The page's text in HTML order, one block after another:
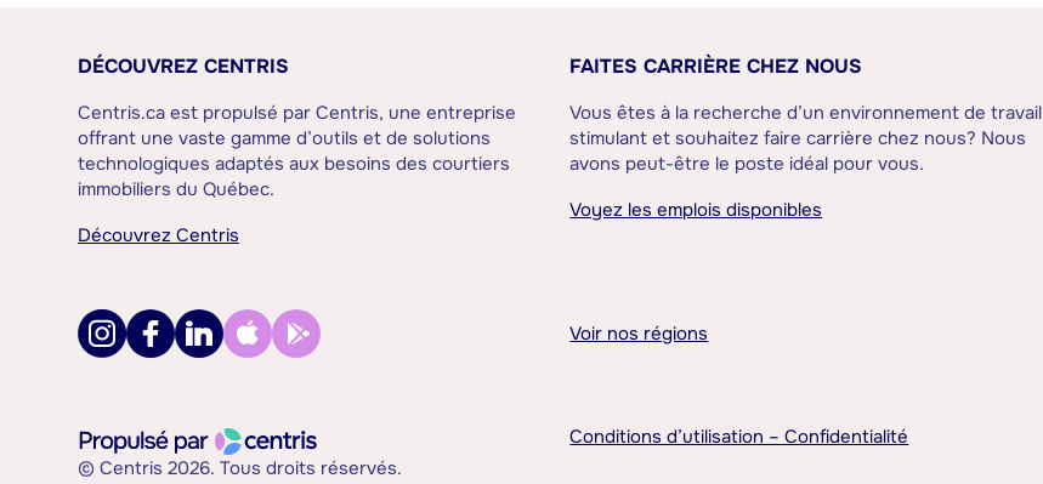
DÉCOUVREZ CENTRIS
Centris.ca est propulsé par Centris, une entreprise
offrant une vaste gamme d’outils et de solutions
technologiques adaptés aux besoins des courtiers
immobiliers du Québec.
Découvrez Centris
FAITES CARRIÈRE CHEZ NOUS
Vous êtes à la recherche d’un environnement de travail
stimulant et souhaitez faire carrière chez nous? Nous
avons peut-être le poste idéal pour vous.
Voyez les emplois disponibles
Voir nos régions
© Centris 2026. Tous droits réservés.
Conditions d’utilisation – Confidentialité